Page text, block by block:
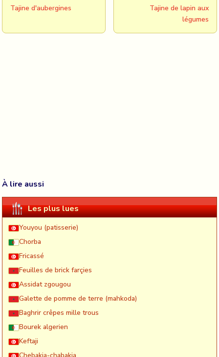
Tajine d'aubergines
Tajine de lapin aux
légumes
À lire aussi
Les plus lues
Youyou (patisserie)
Chorba
Fricassé
Feuilles de brick farçies
Assidat zgougou
Galette de pomme de terre (mahkoda)
Baghrir crêpes mille trous
Bourek algerien
Keftaji